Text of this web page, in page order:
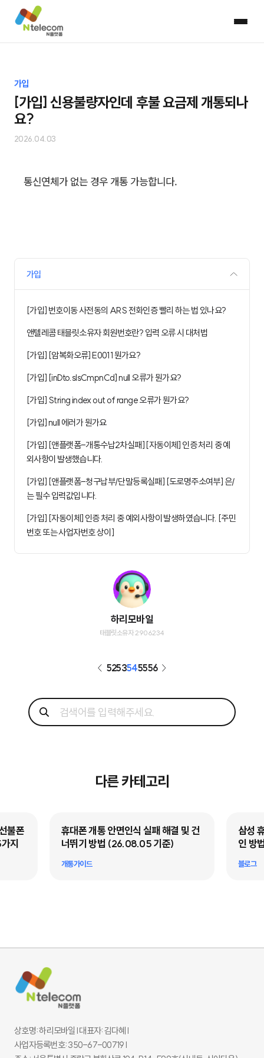
가입
[가입] 신용불량자인데 후불 요금제 개통되나
요?
2026.04.03
통신연체가 없는 경우 개통 가능합니다.
가입
[가입] 번호이동 사전동의 ARS 전화인증 빨리 하는 법 있나요?
앤텔레콤 태블릿소유자 회원번호란? 입력 오류 시 대처법
[가입] [암복화오류] E0011 뭔가요?
[가입] [inDto.slsCmpnCd] null 오류가 뭔가요?
[가입] String index out of range 오류가 뭔가요?
[가입] null 에러가 뭔가요
[가입] [앤플랫폼-개통수납2차실패] [자동이체] 인증 처리 중 예
외사항이 발생했습니다.
[가입] [앤플랫폼-청구납부/단말등록실패] [도로명주소여부] 은/
는 필수 입력값입니다.
[가입] [자동이체] 인증 처리 중 예외사항이 발생하였습니다. [주민
번호 또는 사업자번호 상이]
하리모바일
태블릿소유자 2906234
5253545556
다른 카테고리
불폰
지
휴대폰 개통 안면인식 실패 해결 및 건
너뛰기 방법 (26.08.05 기준)
개통가이드
삼성
인 방
블로그
상호명: 하리모바일 l 대표자: 김다혜 l
사업자등록번호: 350-67-00719 l